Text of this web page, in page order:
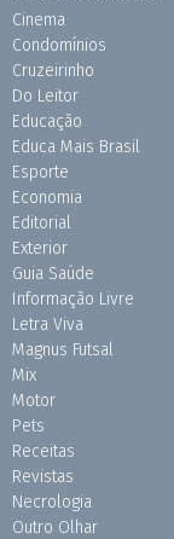
Cinema
Condomínios
Cruzeirinho
Do Leitor
Educação
Educa Mais Brasil
Esporte
Economia
Editorial
Exterior
Guia Saúde
Informação Livre
Letra Viva
Magnus Futsal
Mix
Motor
Pets
Receitas
Revistas
Necrologia
Outro Olhar